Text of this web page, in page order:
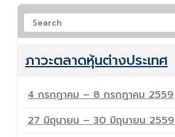
ภาวะตลาดหุ้นต่างประเทศ
4 กรกฎาคม – 8 กรกฎาคม 2559
27 มิถุนายน – 30 มิถุนายน 2559